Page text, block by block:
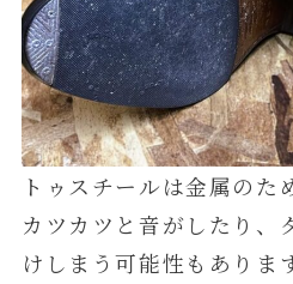
トゥスチールは金属のた
カツカツと音がしたり、
けしまう可能性もありま